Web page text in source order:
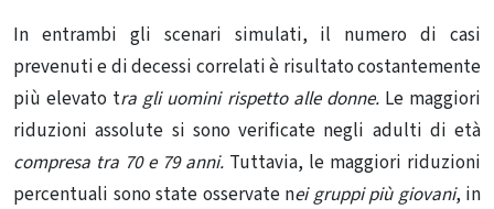
In entrambi gli scenari simulati, il numero di casi
prevenuti e di decessi correlati è risultato costantemente
più elevato tra gli uomini rispetto alle donne.Le maggiori
riduzioni assolute si sono verificate negli adulti di età
compresa tra 70 e 79 anni. Tuttavia, le maggiori riduzioni
percentuali sono state osservate nei gruppi più giovani, in